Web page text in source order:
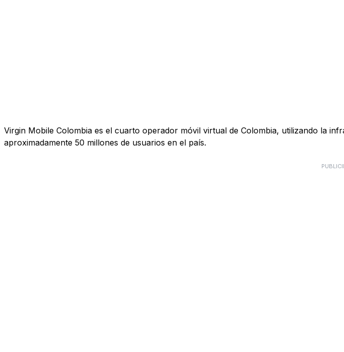
Virgin Mobile Colombia es el cuarto operador móvil virtual de Colombia, utilizando la
aproximadamente 50 millones de usuarios en el país.